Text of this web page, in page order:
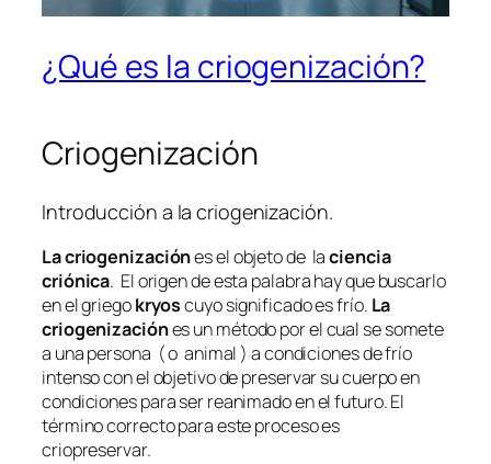
¿Qué es la criogenización?
Criogenización
Introducción a la criogenización.
La criogenizaciónes el objeto de laciencia
criónica. El origen de esta palabra hay que buscarlo
en el griegokryoscuyo significado es frío. La
criogenizaciónes un método por el cual se somete
a una persona ( o animal ) a condiciones de frío
intenso con el objetivo de preservar su cuerpo en
condiciones para ser reanimado en el futuro. El
término correcto para este proceso es
criopreservar.